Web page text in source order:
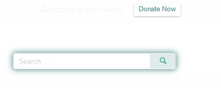
Donate Now